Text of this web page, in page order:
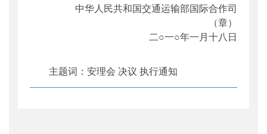
中华人民共和国交通运输部国际合作司
（章）
二○一○年一月十八日
主题词：安理会 决议 执行通知